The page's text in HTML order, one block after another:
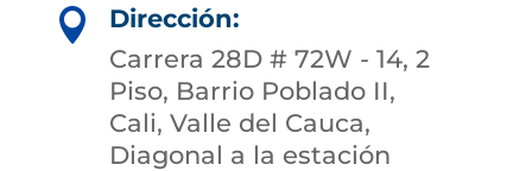

Dirección:
Carrera 28D # 72W - 14, 2
Piso, Barrio Poblado II,
Cali, Valle del Cauca,
Diagonal a la estación